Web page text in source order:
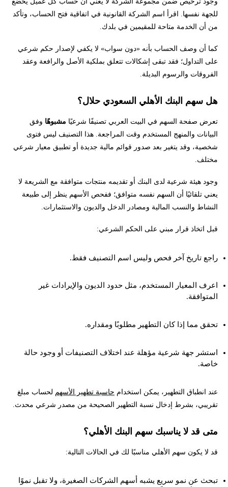
للجهة نفسها. اقرأ اسم الشركة القانونية في اتفاقية فتح الحساب، وتأكد
من أن الخدمة متاحة للمقيمين في بلدك.
كما أن وصف الحساب بأنه «دون سواب» لا يكفي لإصدار حكم شرعي
على التداول؛ فقد تبقى إشكالات تتعلق بملكية الأصل والرافعة وعقد
الفروقات والرسوم البديلة.
هل سهم البنك الأهلي السعودي حلال؟
تعرض صفحة السهم في البيت العربي تصنيفًا شرعيًا مشبوهًا وفق
البيانات والمنهج المستخدم وقت المراجعة. هذا التصنيف ليس فتوى
شخصية، وقد يتغير بعد صدور قوائم مالية جديدة أو تطبيق معيار شرعي
مختلف.
وجود هيئة شرعية لدى البنك أو تقديمه منتجات متوافقة مع الشريعة لا
يعني تلقائيًا أن السهم نفسه متوافق؛ ففحص الأسهم ينظر إلى طبيعة
النشاط والنسب المالية ومصادر الدخل والديون والاستثمارات.
قبل اتخاذ قرار مبني على الحكم الشرعي:
راجع تاريخ آخر فحص وليس اسم التصنيف فقط.
اعرف المعيار المستخدم، مثل حدود الديون والإيرادات غير
المتوافقة.
تحقق مما إذا كان التطهير مطلوبًا ومقداره.
استشر جهة شرعية مؤهلة عند اختلاف التصنيفات أو وجود حالة
خاصة.
عند انطباق التطهير، يمكن استخدام حاسبة تطهير الأسهم لحساب مبلغ
تقريبي، بشرط إدخال نسبة التطهير الصحيحة من مصدر شرعي محدث.
متى قد لا يناسبك سهم البنك الأهلي؟
قد لا يكون سهم الأهلي مناسبًا لك في الحالات التالية:
تبحث عن نمو سريع يشبه أسهم الشركات الصغيرة، ولا تقبل نموًا